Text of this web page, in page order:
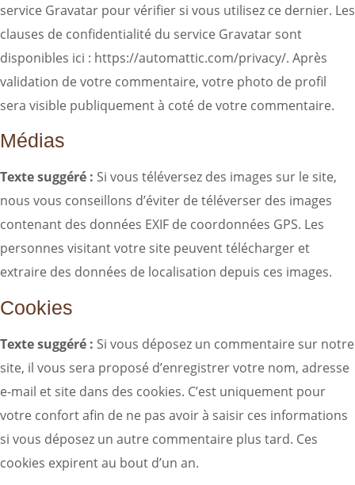
service Gravatar pour vérifier si vous utilisez ce dernier. Les
clauses de confidentialité du service Gravatar sont
disponibles ici : https://automattic.com/privacy/. Après
validation de votre commentaire, votre photo de profil
sera visible publiquement à coté de votre commentaire.
Médias
Texte suggéré : Si vous téléversez des images sur le site,
nous vous conseillons d’éviter de téléverser des images
contenant des données EXIF de coordonnées GPS. Les
personnes visitant votre site peuvent télécharger et
extraire des données de localisation depuis ces images.
Cookies
Texte suggéré : Si vous déposez un commentaire sur notre
site, il vous sera proposé d’enregistrer votre nom, adresse
e-mail et site dans des cookies. C’est uniquement pour
votre confort afin de ne pas avoir à saisir ces informations
si vous déposez un autre commentaire plus tard. Ces
cookies expirent au bout d’un an.